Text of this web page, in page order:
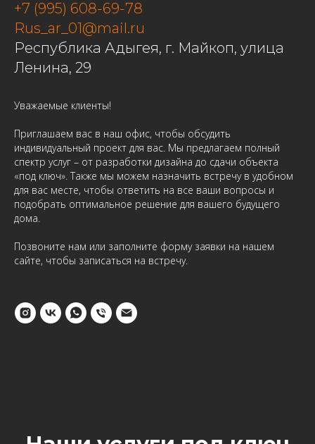
+7 (995) 608-69-78
Rus_ar_01@mail.ru
Республика Адыгея, г. Майкоп, улица
Ленина, 29
Уважаемые клиенты!
Приглашаем вас в наш офис, чтобы обсудить
индивидуальный проект для вас. Мы предлагаем полный
спектр услуг – от разработки дизайна до сдачи объекта
«под ключ». Также мы можем назначить встречу в удобном
для вас месте, чтобы ответить на все ваши вопросы и
подобрать оптимальное решение для вашего будущего
дома.
Позвоните нам или заполните форму заявки на нашем
сайте, чтобы записаться на встречу.